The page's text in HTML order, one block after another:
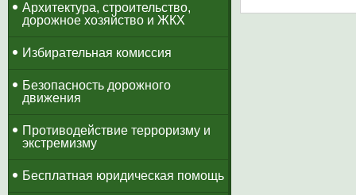
Архитектура, строительство,
дорожное хозяйство и ЖКХ
Избирательная комиссия
Безопасность дорожного
движения
Противодействие терроризму и
экстремизму
Бесплатная юридическая помощь